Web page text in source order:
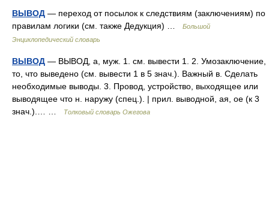
ВЫВОД — переход от посылок к следствиям (заключениям) по
правилам логики (см. также Дедукция) …
Большой
Энциклопедический словарь
ВЫВОД — ВЫВОД, а, муж. 1. см. вывести 1. 2. Умозаключение,
то, что выведено (см. вывести 1 в 5 знач.). Важный в. Сделать
необходимые выводы. 3. Провод, устройство, выходящее или
выводящее что н. наружу (спец.). | прил. выводной, ая, ое (к 3
знач.).… …
Толковый словарь Ожегова